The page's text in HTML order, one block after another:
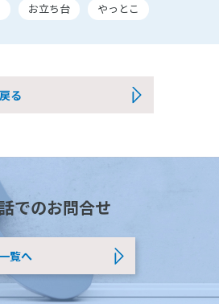
お立ち台 やっとこ
る
でのお問合せ
覧へ